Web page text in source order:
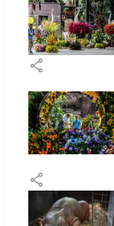
share
share